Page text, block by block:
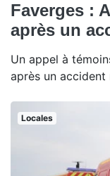
Faverges :
après un
Un appel à
après un accident
Locales